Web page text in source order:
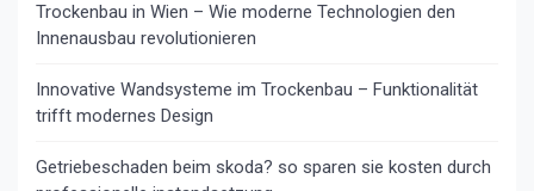
Trockenbau in Wien – Wie moderne Technologien den
Innenausbau revolutionieren
Innovative Wandsysteme im Trockenbau – Funktionalität
trifft modernes Design
Getriebeschaden beim skoda? so sparen sie kosten durch